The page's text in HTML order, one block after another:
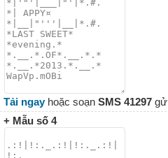
Tải ngayhoặc soạn SMS 41297
+ Mẫu số 4